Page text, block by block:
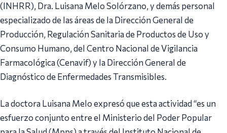
(INHRR), Dra. Luisana Melo Solórzano, y demás personal
especializado de las áreas de la Dirección General de
Producción, Regulación Sanitaria de Productos de Uso y
Consumo Humano, del Centro Nacional de Vigilancia
Farmacológica (Cenavif) y la Dirección General de
Diagnóstico de Enfermedades Transmisibles.
La doctora Luisana Melo expresó que esta actividad “es un
esfuerzo conjunto entre el Ministerio del Poder Popular